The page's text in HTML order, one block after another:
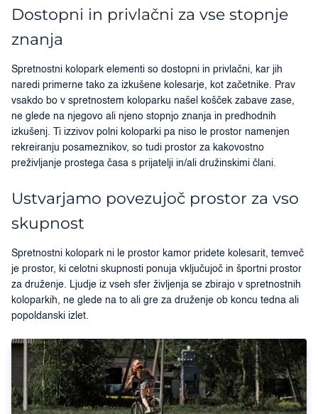
Dostopni in privlačni za vse stopnje
znanja
Spretnostni kolopark elementi so dostopni in privlačni, kar jih
naredi primerne tako za izkušene kolesarje, kot začetnike. Prav
vsakdo bo v spretnostem koloparku našel košček zabave zase,
ne glede na njegovo ali njeno stopnjo znanja in predhodnih
izkušenj. Ti izzivov polni koloparki pa niso le prostor namenjen
rekreiranju posameznikov, so tudi prostor za kakovostno
preživljanje prostega časa s prijatelji in/ali družinskimi člani.
Ustvarjamo povezujoč prostor za vso
skupnost
Spretnostni kolopark ni le prostor kamor pridete kolesarit, temveč
je prostor, ki celotni skupnosti ponuja vključujoč in športni prostor
za druženje. Ljudje iz vseh sfer življenja se zbirajo v spretnostnih
koloparkih, ne glede na to ali gre za druženje ob koncu tedna ali
popoldanski izlet.